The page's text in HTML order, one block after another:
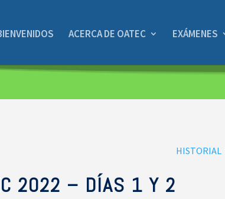
ACERCA DE OATEC EXÁMENES
HISTORIAL
2022 – DÍAS 1 Y 2